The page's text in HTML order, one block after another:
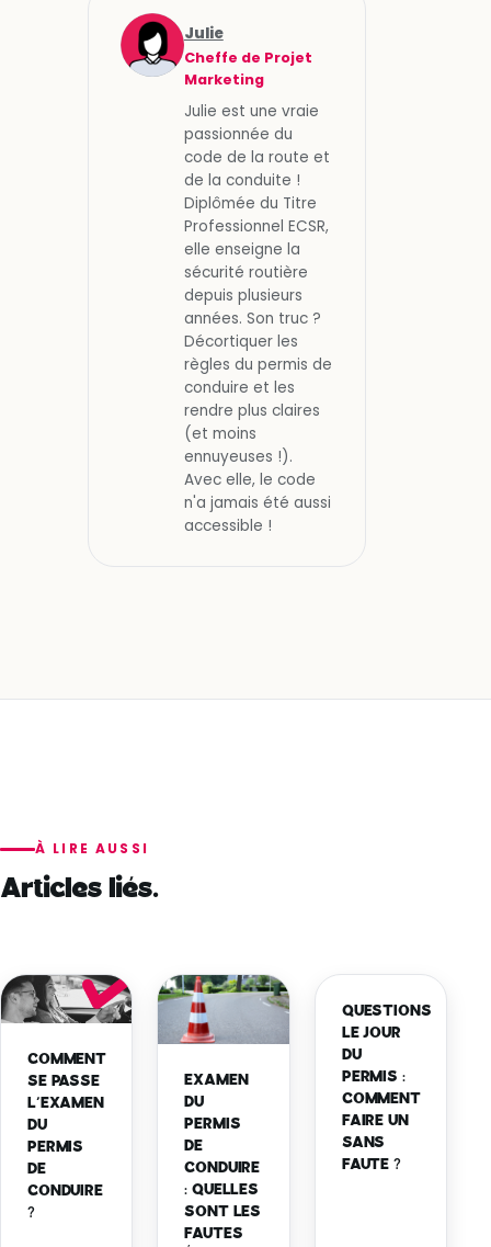
Julie
Cheffe de Projet
Marketing
Julie est une vraie
passionnée du
code de la route et
de la conduite !
Diplômée du Titre
Professionnel ECSR,
elle enseigne la
sécurité routière
depuis plusieurs
années. Son truc ?
Décortiquer les
règles du permis de
conduire et les
rendre plus claires
(et moins
ennuyeuses !).
Avec elle, le code
n'a jamais été aussi
accessible !
À LIRE AUSSI
Articles liés.
COMMENT
SE PASSE
L’EXAMEN
DU
PERMIS
DE
CONDUIRE
?
EXAMEN
DU
PERMIS
DE
CONDUIRE
: QUELLES
SONT LES
FAUTES
QUESTIONS
LE JOUR
DU
PERMIS :
COMMENT
FAIRE UN
SANS
FAUTE ?